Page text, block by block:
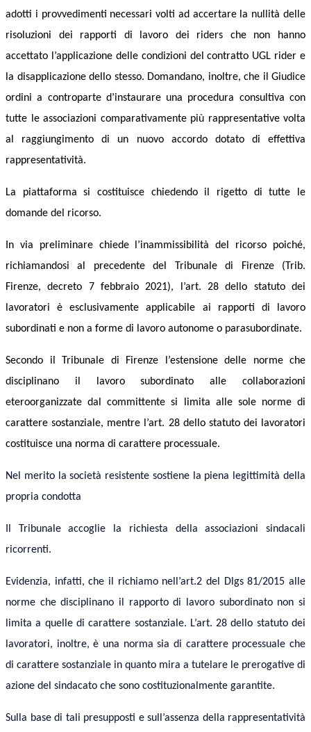
adotti i provvedimenti necessari volti ad accertare la nullità delle
risoluzioni dei rapporti di lavoro dei riders che non hanno
accettato l’applicazione delle condizioni del contratto UGL rider e
la disapplicazione dello stesso. Domandano, inoltre, che il Giudice
ordini a controparte d’instaurare una procedura consultiva con
tutte le associazioni comparativamente più rappresentative volta
al raggiungimento di un nuovo accordo dotato di effettiva
rappresentatività.
La piattaforma si costituisce chiedendo il rigetto di tutte le
domande del ricorso.
In via preliminare chiede l’inammissibilità del ricorso poiché,
richiamandosi al precedente del Tribunale di Firenze (Trib.
Firenze, decreto 7 febbraio 2021), l’art. 28 dello statuto dei
lavoratori è esclusivamente applicabile ai rapporti di lavoro
subordinati e non a forme di lavoro autonome o parasubordinate.
Secondo il Tribunale di Firenze l’estensione delle norme che
disciplinano il lavoro subordinato alle collaborazioni
eteroorganizzate dal committente si limita alle sole norme di
carattere sostanziale, mentre l’art. 28 dello statuto dei lavoratori
costituisce una norma di carattere processuale.
Nel merito la società resistente sostiene la piena legittimità della
propria condotta
Il Tribunale accoglie la richiesta della associazioni sindacali
ricorrenti.
Evidenzia, infatti, che il richiamo nell’art.2 del Dlgs 81/2015 alle
norme che disciplinano il rapporto di lavoro subordinato non si
limita a quelle di carattere sostanziale. L’art. 28 dello statuto dei
lavoratori, inoltre, è una norma sia di carattere processuale che
di carattere sostanziale in quanto mira a tutelare le prerogative di
azione del sindacato che sono costituzionalmente garantite.
Sulla base di tali presupposti e sull’assenza della rappresentatività